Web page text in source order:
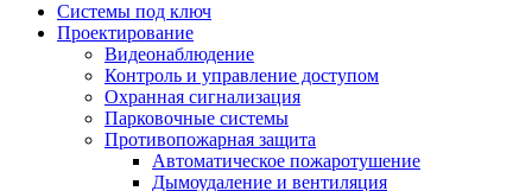
Системы под ключ
Проектирование
Видеонаблюдение
Контроль и управление доступом
Охранная сигнализация
Парковочные системы
Противопожарная защита
Автоматическое пожаротушение
Дымоудаление и вентиляция